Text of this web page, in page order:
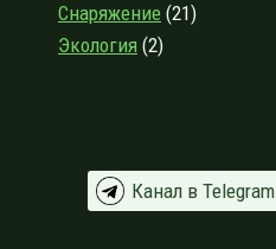
Снаряжение (21)
Экология (2)
Канал в Telegram